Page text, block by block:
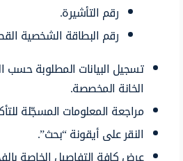
رقم التأشيرة.
رقم البطاقة الشخصية
تسجيل البيانات المطلوبة حسب
الخانة المخصصة.
مراجعة المعلومات المسجّلة
النقر على أيقونة “بحث”.